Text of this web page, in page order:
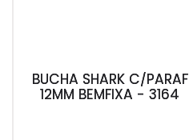
BUCHA SHARK C/PARAF
12MM BEMFIXA - 3164